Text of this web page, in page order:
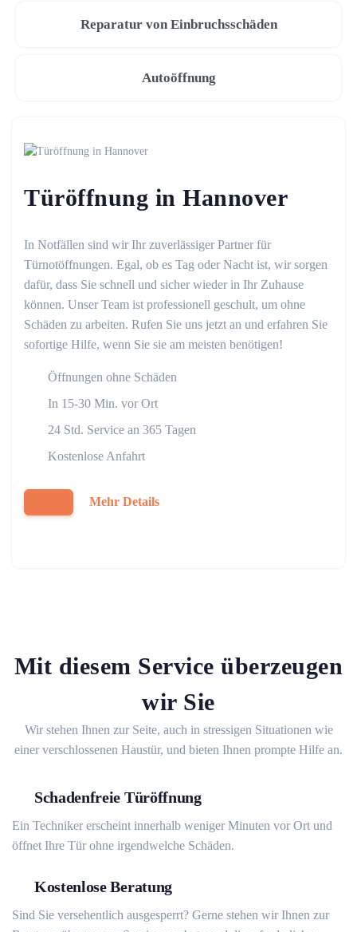
Reparatur von Einbruchsschäden
Autoöffnung
Türöffnung in Hannover
In Notfällen sind wir Ihr zuverlässiger Partner für
Türnotöffnungen. Egal, ob es Tag oder Nacht ist, wir sorgen
dafür, dass Sie schnell und sicher wieder in Ihr Zuhause
können. Unser Team ist professionell geschult, um ohne
Schäden zu arbeiten. Rufen Sie uns jetzt an und erfahren Sie
sofortige Hilfe, wenn Sie sie am meisten benötigen!
Öffnungen ohne Schäden
In 15-30 Min. vor Ort
24 Std. Service an 365 Tagen
Kostenlose Anfahrt
Mehr Details
Mit diesem Service überzeugen
wir Sie
Wir stehen Ihnen zur Seite, auch in stressigen Situationen wie
einer verschlossenen Haustür, und bieten Ihnen prompte Hilfe an.
Schadenfreie Türöffnung
Ein Techniker erscheint innerhalb weniger Minuten vor Ort und
öffnet Ihre Tür ohne irgendwelche Schäden.
Kostenlose Beratung
Sind Sie versehentlich ausgesperrt? Gerne stehen wir Ihnen zur